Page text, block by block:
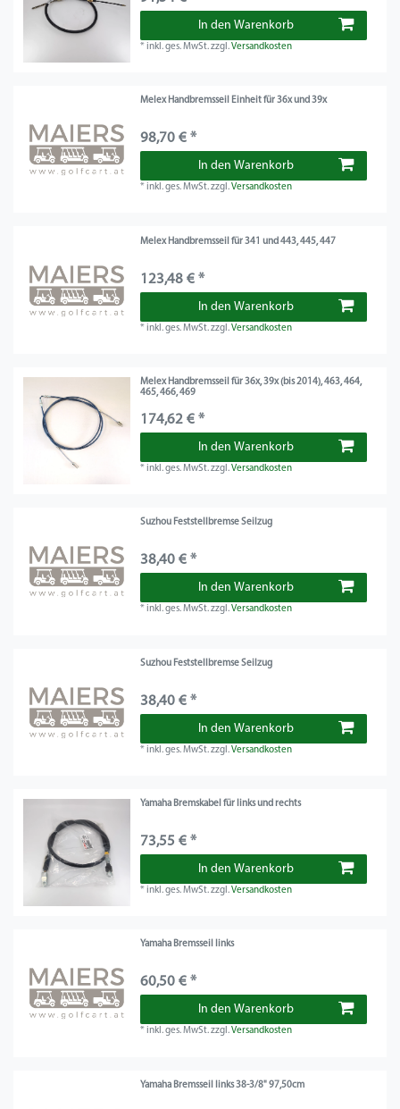
In den Warenkorb
*inkl. ges. MwSt.zzgl.Versandkosten
Melex Handbremsseil Einheit für 36x und 39x
98,70 € *
In den Warenkorb
*inkl. ges. MwSt.zzgl.Versandkosten
Melex Handbremsseil für 341 und 443, 445, 447
123,48 € *
In den Warenkorb
*inkl. ges. MwSt.zzgl.Versandkosten
Melex Handbremsseil für 36x, 39x (bis 2014), 463, 464,
465, 466, 469
174,62 € *
In den Warenkorb
*inkl. ges. MwSt.zzgl.Versandkosten
Suzhou Feststellbremse Seilzug
38,40 € *
In den Warenkorb
*inkl. ges. MwSt.zzgl.Versandkosten
Suzhou Feststellbremse Seilzug
38,40 € *
In den Warenkorb
*inkl. ges. MwSt.zzgl.Versandkosten
Yamaha Bremskabel für links und rechts
73,55 € *
In den Warenkorb
*inkl. ges. MwSt.zzgl.Versandkosten
Yamaha Bremsseil links
60,50 € *
In den Warenkorb
*inkl. ges. MwSt.zzgl.Versandkosten
Yamaha Bremsseil links 38-3/8" 97,50cm